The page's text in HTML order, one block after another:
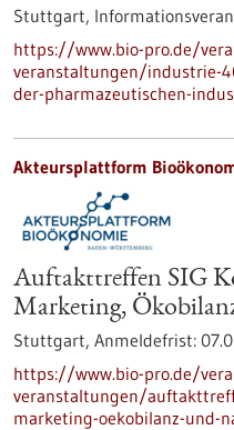
Stuttgart,
https://www.bio-pro.de/
veranstaltungen/industrie-
der-pharmazeutischen-
Akteursplattform
Auftakttreffen SIG
Marketing,
Stuttgart, Anmeldefrist:
https://www.bio-pro.de/
veranstaltungen/
marketing-oekobilanz-und-